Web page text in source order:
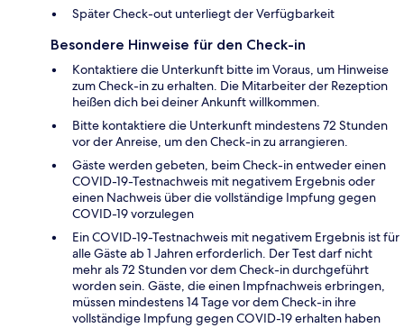
Später Check-out unterliegt der Verfügbarkeit
Besondere Hinweise für den Check-in
Kontaktiere die Unterkunft bitte im Voraus, um Hinweise
zum Check-in zu erhalten. Die Mitarbeiter der Rezeption
heißen dich bei deiner Ankunft willkommen.
Bitte kontaktiere die Unterkunft mindestens 72 Stunden
vor der Anreise, um den Check-in zu arrangieren.
Gäste werden gebeten, beim Check-in entweder einen
COVID-19-Testnachweis mit negativem Ergebnis oder
einen Nachweis über die vollständige Impfung gegen
COVID-19 vorzulegen
Ein COVID-19-Testnachweis mit negativem Ergebnis ist für
alle Gäste ab 1 Jahren erforderlich. Der Test darf nicht
mehr als 72 Stunden vor dem Check-in durchgeführt
worden sein. Gäste, die einen Impfnachweis erbringen,
müssen mindestens 14 Tage vor dem Check-in ihre
vollständige Impfung gegen COVID-19 erhalten haben